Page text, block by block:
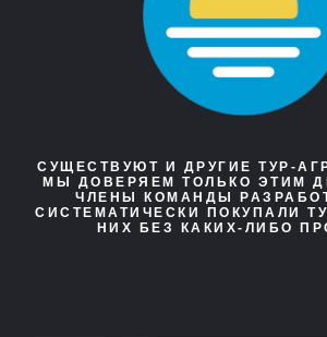
СУЩЕСТВУЮТ И ДРУГИЕ ТУР-
МЫ ДОВЕРЯЕМ ТОЛЬКО ЭТИМ
ЧЛЕНЫ КОМАНДЫ
СИСТЕМАТИЧЕСКИ ПОКУПАЛИ
НИХ БЕЗ КАКИХ-ЛИБО